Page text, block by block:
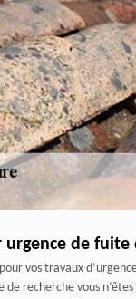
urgence de
vos travaux
recherche vous